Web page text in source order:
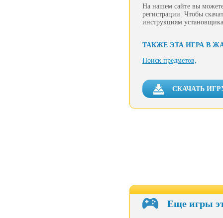
На нашем сайте вы
регистрации. Чтобы
инструкциям
ТАКЖЕ ЭТА ИГРА В
Поиск предметов,
СКАЧАТЬ
Еще игры